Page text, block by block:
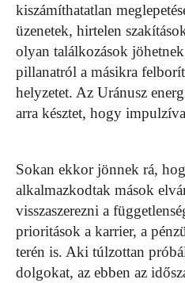
kiszámíthatatlan
üzenetek, hirtelen
olyan találkozások
pillanatról a másikra
helyzetet. Az Uránusz
arra késztet, hogy
Sokan ekkor jönnek rá,
alkalmazkodtak mások
visszaszerezni a
prioritások a karrier, a
terén is. Aki túlzottan
dolgokat, az ebben az